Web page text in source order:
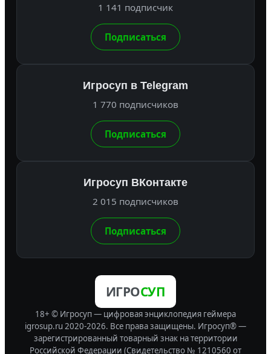
1 141 подписчик
Подписаться
Игросуп в Telegram
1 770 подписчиков
Подписаться
Игросуп ВКонтакте
2 015 подписчиков
Подписаться
ИГРОСУП
18+ © Игросуп — цифровая энциклопедия геймера
igrosup.ru 2020-2026. Все права защищены. Игросуп® —
зарегистрированный товарный знак на территории
Российской Федерации (Свидетельство № 1210560 от